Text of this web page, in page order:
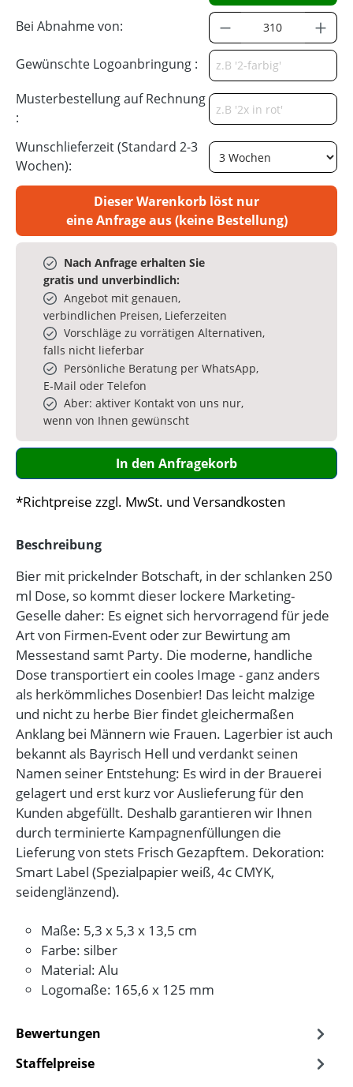
Bei Abnahme von:
Gewünschte Logoanbringung :
Musterbestellung auf Rechnung
:
Wunschlieferzeit (Standard 2-3
Wochen):
Dieser Warenkorb löst nur
eine Anfrage aus (keine Bestellung)
Nach Anfrage erhalten Sie
gratis und unverbindlich:
Angebot mit genauen,
verbindlichen Preisen, Lieferzeiten
Vorschläge zu vorrätigen Alternativen,
falls nicht lieferbar
Persönliche Beratung per WhatsApp,
E‑Mail oder Telefon
Aber: aktiver Kontakt von uns nur,
wenn von Ihnen gewünscht
In den Anfragekorb
*Richtpreise zzgl. MwSt. und Versandkosten
Beschreibung
Bier mit prickelnder Botschaft, in der schlanken 250
ml Dose, so kommt dieser lockere Marketing-
Geselle daher: Es eignet sich hervorragend für jede
Art von Firmen-Event oder zur Bewirtung am
Messestand samt Party. Die moderne, handliche
Dose transportiert ein cooles Image - ganz anders
als herkömmliches Dosenbier! Das leicht malzige
und nicht zu herbe Bier findet gleichermaßen
Anklang bei Männern wie Frauen. Lagerbier ist auch
bekannt als Bayrisch Hell und verdankt seinen
Namen seiner Entstehung: Es wird in der Brauerei
gelagert und erst kurz vor Auslieferung für den
Kunden abgefüllt. Deshalb garantieren wir Ihnen
durch terminierte Kampagnenfüllungen die
Lieferung von stets Frisch Gezapftem. Dekoration:
Smart Label (Spezialpapier weiß, 4c CMYK,
seidenglänzend).
Maße: 5,3 x 5,3 x 13,5 cm
Farbe: silber
Material: Alu
Logomaße: 165,6 x 125 mm
Bewertungen
Staffelpreise